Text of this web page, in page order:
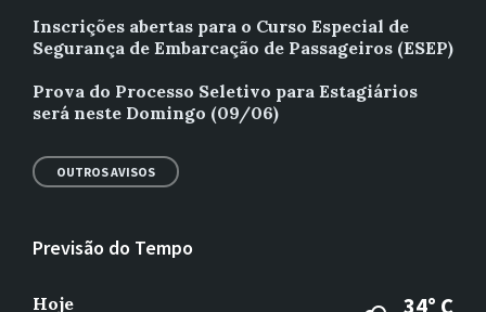
Inscrições abertas para o Curso Especial de
Segurança de Embarcação de Passageiros (ESEP)
Prova do Processo Seletivo para Estagiários
será neste Domingo (09/06)
OUTROS AVISOS
Previsão do Tempo
Hoje